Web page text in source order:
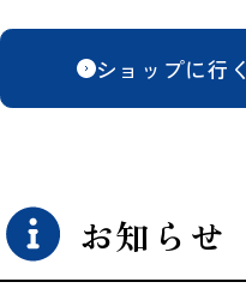
ショップに行く
お知らせ